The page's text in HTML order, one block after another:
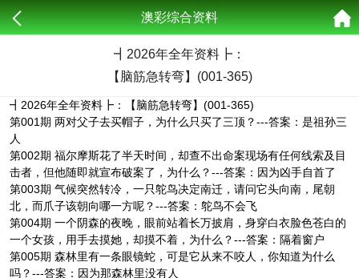
澳彩综合资料
┫ 2026年全年资料┣：
【脑筋急转弯】(001-365)
┫2026年全年资料┣：【脑筋急转弯】(001-365)
第001期 两对父子去买帽子，为什么只买了三顶？---答案：是祖孙三
人
第002期 福尔摩斯花了半天时间，却查不出命案现场有任何线索及目
击者，但他随即就宣布破案了，为什么？---答案：因为凶手自首了
第003期 气候突然转冷，一只鸵鸟决定南迁，请问它头向南，尾朝
北，而爪子该朝向哪一方呢？---答案：鸵鸟不会飞
第004期 一个阴森的夜晚，眼前站着长万披肩，身穿白衣脸色苍白的
一个女孩，用手去摸她，却摸不着，为什么？---答案：隔着窗户
第005期 森林里有一条眼镜蛇，可是它从来不咬人，你知道为什么
吗？---答案：因为那森林里没有人